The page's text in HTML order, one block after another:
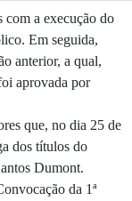
com a execução do
Em seguida,
anterior, a qual,
aprovada por
que, no dia 25 de
dos títulos do
Dumont.
da 1ª